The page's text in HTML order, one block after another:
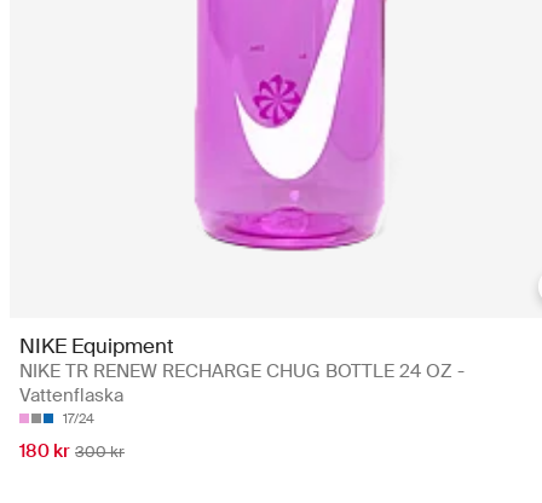
NIKE Equipment
NIKE TR RENEW RECHARGE CHUG BOTTLE 24 OZ -
Vattenflaska
17/24
180 kr 300 kr